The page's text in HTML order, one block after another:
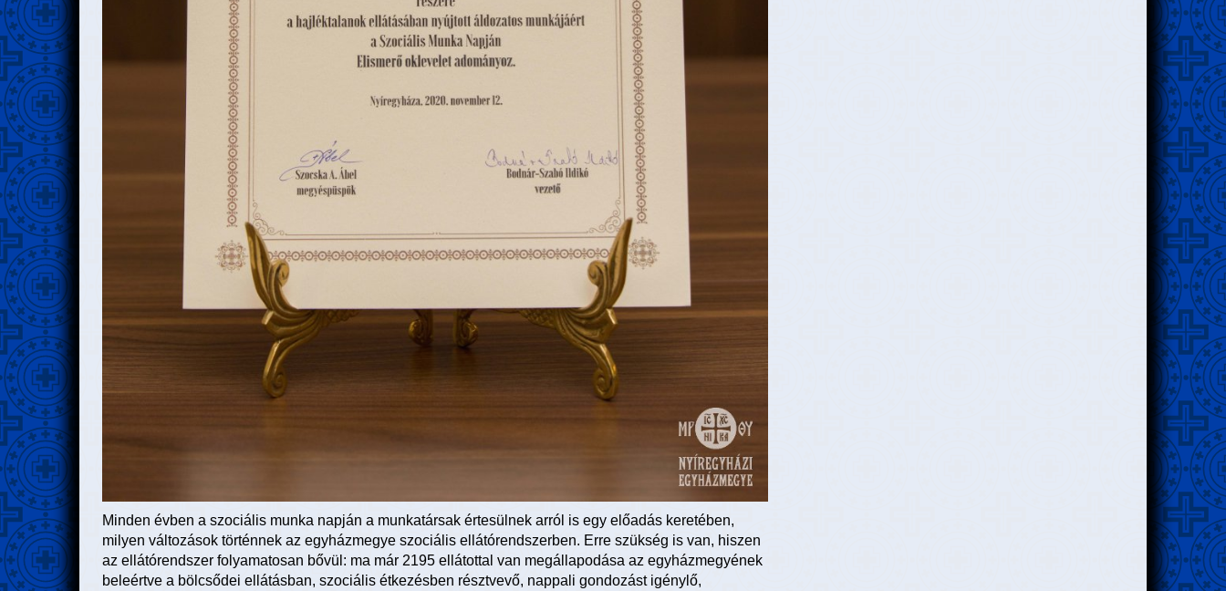
Minden évben a szociális munka napján a munkatársak értesülnek arról is egy előadás keretében,
milyen változások történnek az egyházmegye szociális ellátórendszerben. Erre szükség is van, hiszen
az ellátórendszer folyamatosan bővül: ma már 2195 ellátottal van megállapodása az egyházmegyének
beleértve a bölcsődei ellátásban, szociális étkezésben résztvevő, nappali gondozást igénylő,